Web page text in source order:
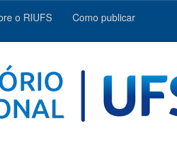
o RIUFS Como publicar